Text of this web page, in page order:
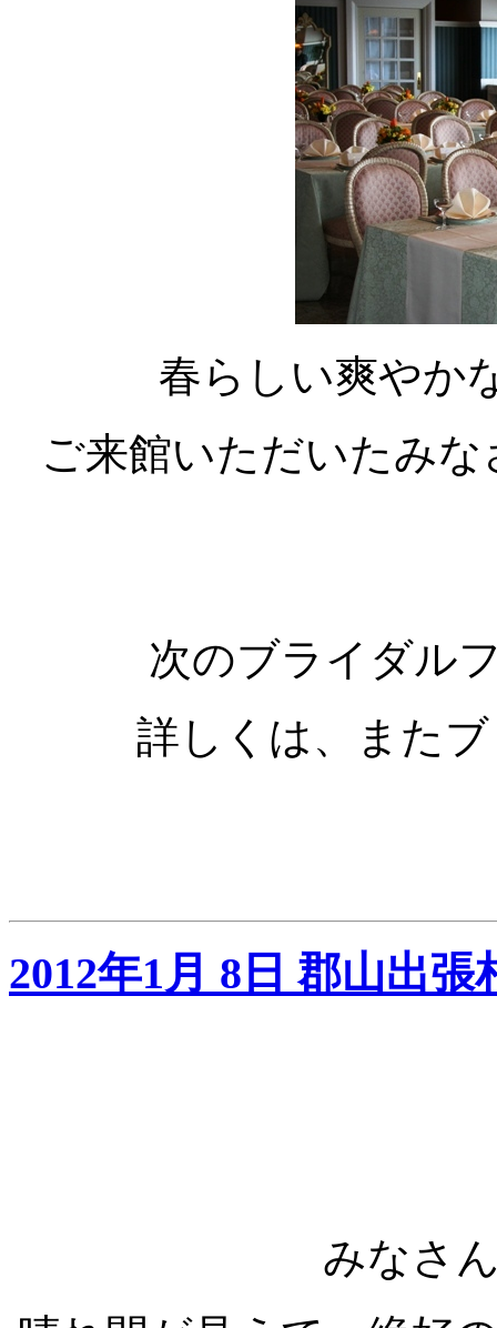
春らしい爽やか
ご来館いただいたみ
次のブライダル
詳しくは、また
2012年1月 8日 郡山出張
みなさ